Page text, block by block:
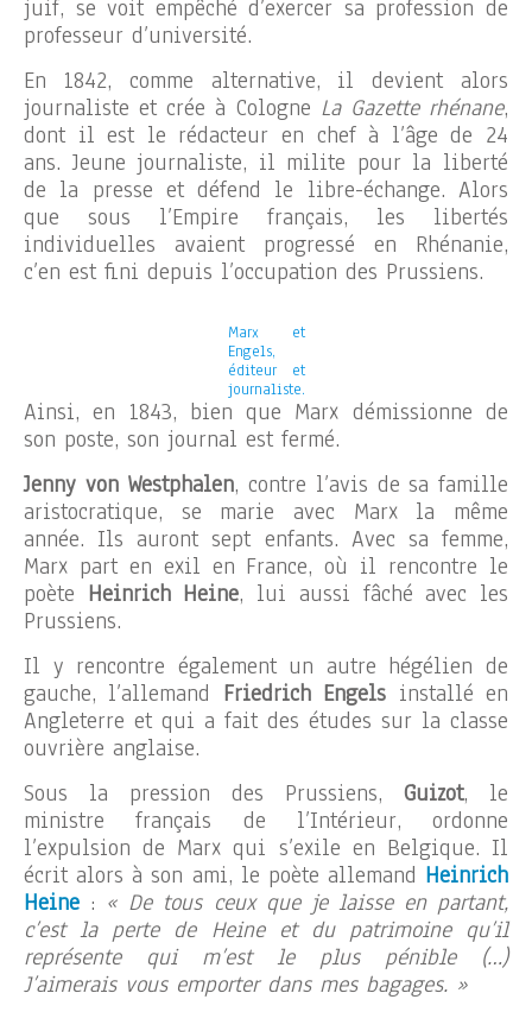
juif, se voit empêché d’exercer sa profession de
professeur d’université.
En 1842, comme alternative, il devient alors
journaliste et crée à Cologne La Gazette rhénane,
dont il est le rédacteur en chef à l’âge de 24
ans. Jeune journaliste, il milite pour la liberté
de la presse et défend le libre-échange. Alors
que sous l’Empire français, les libertés
individuelles avaient progressé en Rhénanie,
c’en est fini depuis l’occupation des Prussiens.
Marx et
Engels,
éditeur et
journaliste.
Ainsi, en 1843, bien que Marx démissionne de
son poste, son journal est fermé.
Jenny von Westphalen, contre l’avis de sa famille
aristocratique, se marie avec Marx la même
année. Ils auront sept enfants. Avec sa femme,
Marx part en exil en France, où il rencontre le
poète Heinrich Heine, lui aussi fâché avec les
Prussiens.
Il y rencontre également un autre hégélien de
gauche, l’allemand Friedrich Engels installé en
Angleterre et qui a fait des études sur la classe
ouvrière anglaise.
Sous la pression des Prussiens, Guizot, le
ministre français de l’Intérieur, ordonne
l’expulsion de Marx qui s’exile en Belgique. Il
écrit alors à son ami, le poète allemand Heinrich
Heine : « De tous ceux que je laisse en partant,
c’est la perte de Heine et du patrimoine qu’il
représente qui m’est le plus pénible (…)
J’aimerais vous emporter dans mes bagages. »